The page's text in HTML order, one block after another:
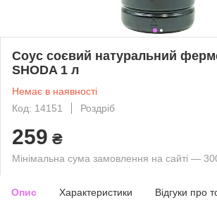
Соус соєвий натуральний
SHODA 1 л
Немає в наявності
Код: 14151
Роздріб
259 ₴
Мінімальна сума замовлення на сайті —
Опис Характеристики Відгуки про